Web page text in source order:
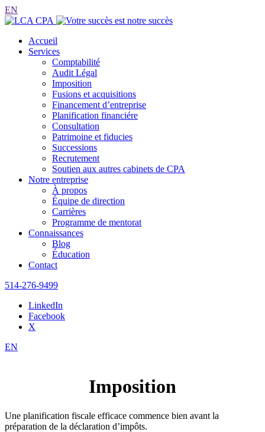
EN
Accueil
Services
Comptabilité
Audit Légal
Imposition
Fusions et acquisitions
Financement d’entreprise
Planification financiére
Consultation
Patrimoine et fiducies
Successions
Recrutement
Soutien aux autres cabinets de CPA
Notre entreprise
À propos
Équipe de direction
Carrières
Programme de mentorat
Connaissances
Blog
Éducation
Contact
514-276-9499
LinkedIn
Facebook
X
EN
Imposition
Une planification fiscale efficace commence bien avant la
préparation de la déclaration d’impôts.